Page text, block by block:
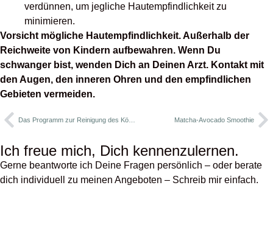
verdünnen, um jegliche Hautempfindlichkeit zu
minimieren.
Vorsicht mögliche Hautempfindlichkeit. Außerhalb der
Reichweite von Kindern aufbewahren. Wenn Du
schwanger bist, wenden Dich an Deinen Arzt. Kontakt mit
den Augen, den inneren Ohren und den empfindlichen
Gebieten vermeiden.
Matcha-Avocado Smoothie
Ich freue mich, Dich kennenzulernen.
Gerne beantworte ich Deine Fragen persönlich – oder berate
dich individuell zu meinen Angeboten – Schreib mir einfach.